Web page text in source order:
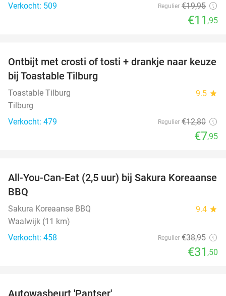
Verkocht: 509
Regulier €19,95
€11 ,95
38%
Ontbijt met crosti of tosti + drankje naar keuze
bij Toastable Tilburg
Toastable Tilburg 9.5 star
Tilburg
Verkocht: 479
Regulier €12,80
€7,95
19%
All-You-Can-Eat (2,5 uur) bij Sakura Koreaanse
BBQ
Sakura Koreaanse BBQ 9.4 star
Waalwijk (11 km)
Verkocht: 458
Regulier €38,95
€31 ,50
Autowasbeurt 'Pantser'